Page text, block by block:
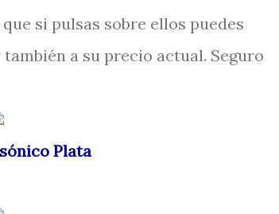
si pulsas sobre ellos puedes
a su precio actual. Seguro
Plata